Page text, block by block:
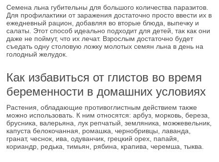
Семена льна губительны для большого количества паразитов.
Для профилактики от заражения достаточно просто ввести их в
ежедневный рацион, добавляя во вторые блюда, выпечку и
салаты. Этот способ идеально подходит для детей, так как они
даже не поймут, что их лечат. Взрослым достаточно будет
съедать одну столовую ложку молотых семян льна в день на
голодный желудок.
Как избавиться от глистов во время
беременности в домашних условиях
Растения, обладающие противоглистным действием также
можно использовать. К ним относятся: арбуз, морковь, береза,
брусника, валерьяна, лук репчатый, земляника, можжевельник,
капуста белокочанная, ромашка, чернобривцы, лаванда,
гранат, чеснок, ива, одуванчик, грецкий орех, папайя,
кориандр, редька, тимьян, рябина, крапива, черемша, тыква.